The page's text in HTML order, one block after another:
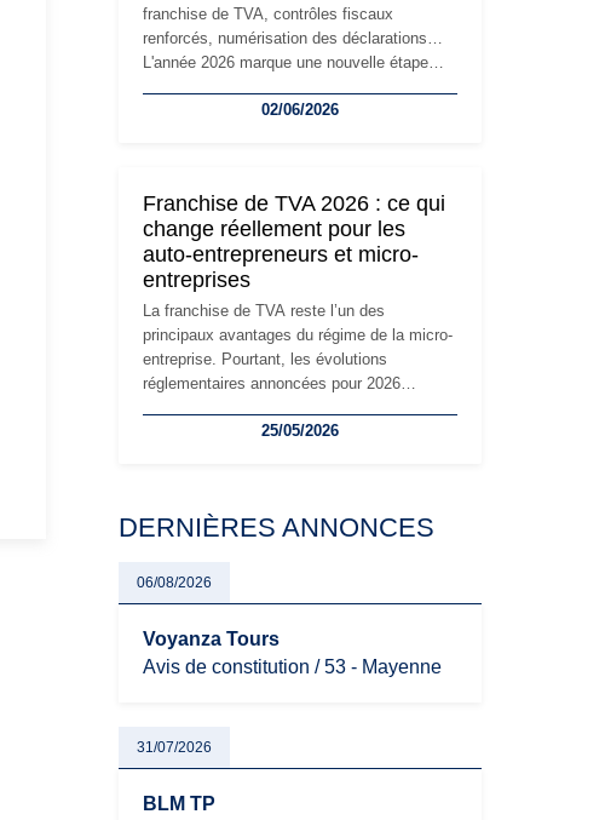
franchise de TVA, contrôles fiscaux
renforcés, numérisation des déclarations…
L'année 2026 marque une nouvelle étape
travailleurs indépendants. Si le régime de la
réglementaire plus exigeant. Décryptage des
principaux changements et des précautions
à prendre pour éviter les mauvaises
surprises.
02/06/2026
Franchise de TVA 2026 : ce qui
change réellement pour les
auto-entrepreneurs et micro-
entreprises
La franchise de TVA reste l’un des
principaux avantages du régime de la micro-
entreprise. Pourtant, les évolutions
réglementaires annoncées pour 2026
les auto-entrepreneurs, artisans et
évoluent dans un contexte de contrôle
oblige les indépendants à rester
particulièrement vigilants.
25/05/2026
DERNIÈRES ANNONCES
06/08/2026
Voyanza Tours
Avis de constitution / 53 - Mayenne
31/07/2026
BLM TP